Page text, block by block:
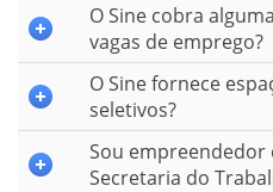
O Sine cobra
vagas de emprego?
O Sine fornece
seletivos?
Sou empreendedor
Secretaria do